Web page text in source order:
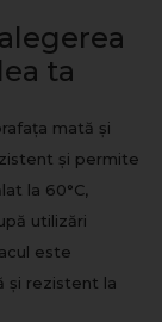
ta
mată și
și permite
la 60°C,
utilizări
este
și rezistent la